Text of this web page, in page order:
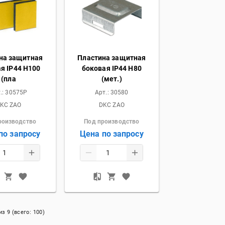
защитная
IP44 H100
(пла
30575P
ZAO
запросу
Пластина защитная
боковая IP44 H80
(мет.)
Арт.: 30580
DKC ZAO
Под производство
Цена по запросу
9 (всего: 100)